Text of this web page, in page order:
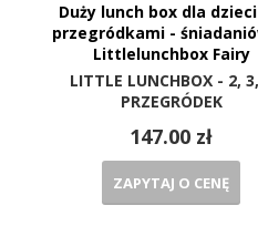
Duży lunch box dla
przegródkami -
Littlelunchbox Fairy
LITTLE LUNCHBOX - 2,
PRZEGRÓDEK
147.00 zł
ZAPYTAJ O CENĘ